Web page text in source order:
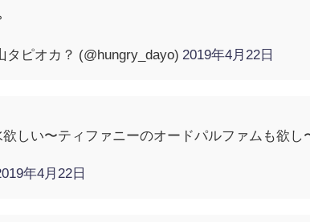
ピオカ？ (@hungry_dayo) 2019年4月22日
しい〜ティファニーのオードパルファムも欲し
年4月22日